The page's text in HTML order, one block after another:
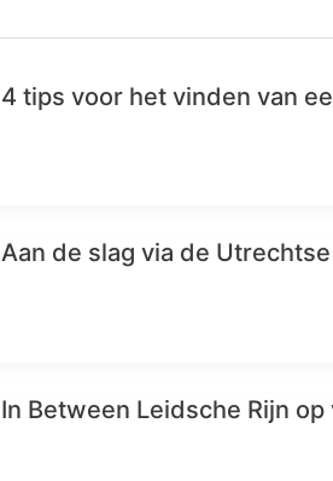
4 tips voor het vinden van
Aan de slag via de
In Between Leidsche Rijn